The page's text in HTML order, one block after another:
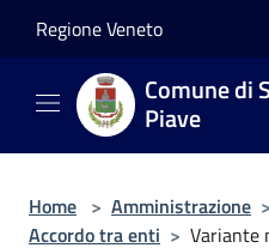
Regione Veneto
Comune di
Piave
Home > Amministrazione >
Accordo tra enti > Variante